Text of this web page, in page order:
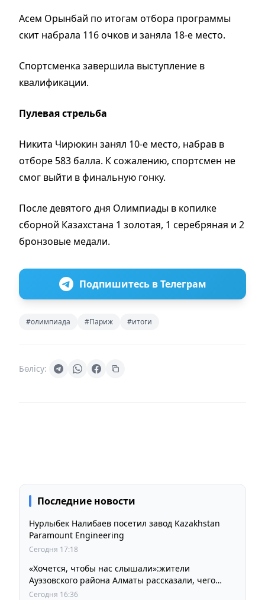
Асем Орынбай по итогам отбора программы
скит набрала 116 очков и заняла 18-е место.
Спортсменка завершила выступление в
квалификации.
Пулевая стрельба
Никита Чирюкин занял 10-е место, набрав в
отборе 583 балла. К сожалению, спортсмен не
смог выйти в финальную гонку.
После девятого дня Олимпиады в копилке
сборной Казахстана 1 золотая, 1 серебряная и 2
бронзовые медали.
Подпишитесь в Телеграм
#олимпиада #Париж #итоги
Бөлісу:
Последние новости
Нурлыбек Налибаев посетил завод Kazakhstan
Paramount Engineering
Сегодня 17:18
«Хочется, чтобы нас слышали»:жители
Ауэзовского района Алматы рассказали, чего
ждут от выборов депутатов Курултая
Сегодня 16:36